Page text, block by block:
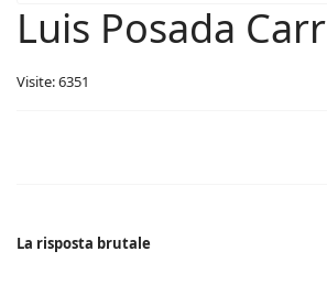
Luis Posada
Visite: 6351
La risposta brutale